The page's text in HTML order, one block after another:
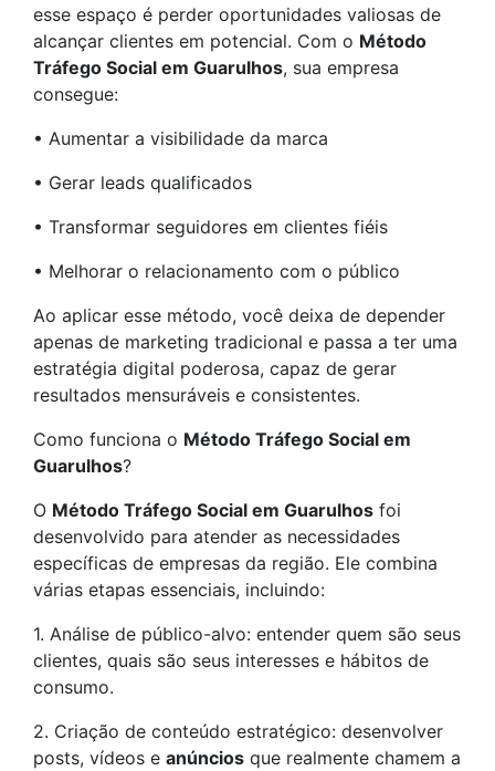
esse espaço é perder oportunidades valiosas de
alcançar clientes em potencial. Com o Método
Tráfego Social em Guarulhos, sua empresa
consegue:
• Aumentar a visibilidade da marca
• Gerar leads qualificados
• Transformar seguidores em clientes fiéis
• Melhorar o relacionamento com o público
Ao aplicar esse método, você deixa de depender
apenas de marketing tradicional e passa a ter uma
estratégia digital poderosa, capaz de gerar
resultados mensuráveis e consistentes.
Como funciona o Método Tráfego Social em
Guarulhos?
O Método Tráfego Social em Guarulhos foi
desenvolvido para atender as necessidades
específicas de empresas da região. Ele combina
várias etapas essenciais, incluindo:
1. Análise de público-alvo: entender quem são seus
clientes, quais são seus interesses e hábitos de
consumo.
2. Criação de conteúdo estratégico: desenvolver
posts, vídeos e anúncios que realmente chamem a